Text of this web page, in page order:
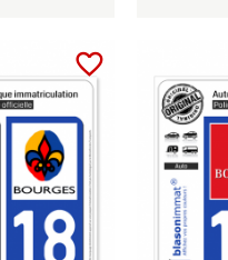
favorite_border